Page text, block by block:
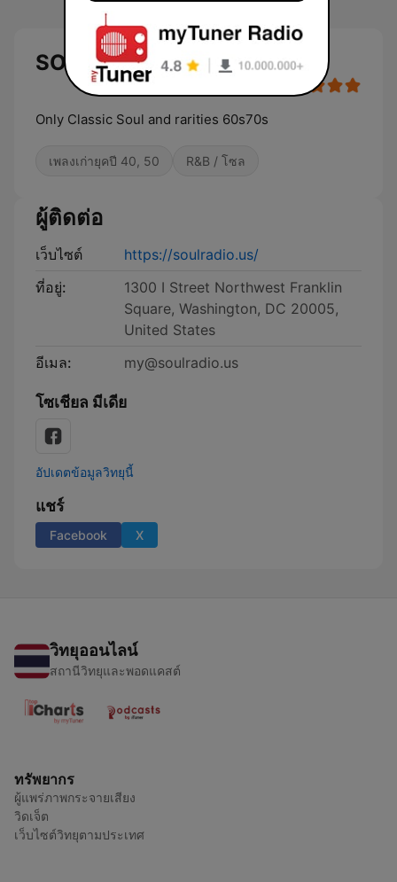
SOUL RADIO Classics
Only Classic Soul and rarities 60s70s
เพลงเก่ายุคปี 40, 50 R&B / โซล
ผู้ติดต่อ
เว็บไซต์
https://soulradio.us/
ที่อยู่:
1300 I Street Northwest Franklin
Square, Washington, DC 20005,
United States
อีเมล:
my@soulradio.us
โซเชียล มีเดีย
อัปเดตข้อมูลวิทยุนี้
แชร์
Facebook X
วิทยุออนไลน์
สถานีวิทยุและพอดแคสต์
ทรัพยากร
ผู้แพร่ภาพกระจายเสียง
วิดเจ็ต
เว็บไซต์วิทยุตามประเทศ